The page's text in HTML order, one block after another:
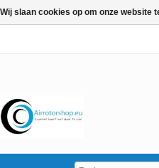
Wij slaan cookies op om onze website